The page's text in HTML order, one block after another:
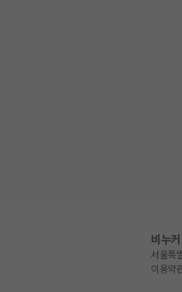
비누
서울특
이용약